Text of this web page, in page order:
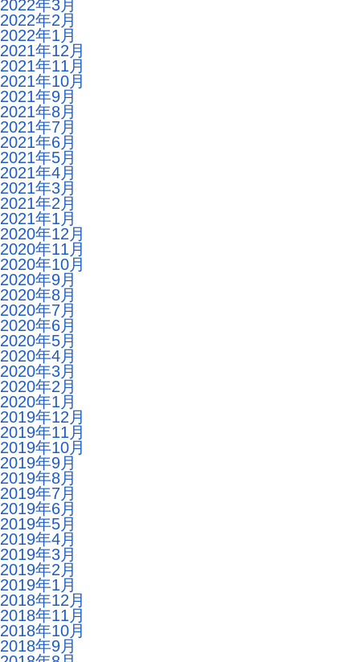
2022年3月
2022年2月
2022年1月
2021年12月
2021年11月
2021年10月
2021年9月
2021年8月
2021年7月
2021年6月
2021年5月
2021年4月
2021年3月
2021年2月
2021年1月
2020年12月
2020年11月
2020年10月
2020年9月
2020年8月
2020年7月
2020年6月
2020年5月
2020年4月
2020年3月
2020年2月
2020年1月
2019年12月
2019年11月
2019年10月
2019年9月
2019年8月
2019年7月
2019年6月
2019年5月
2019年4月
2019年3月
2019年2月
2019年1月
2018年12月
2018年11月
2018年10月
2018年9月